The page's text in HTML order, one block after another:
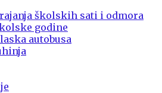
školskih sati i odmora
godine
autobusa